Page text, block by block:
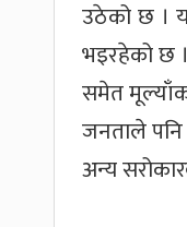
उठेको छ ।
भइरहेको छ
समेत
जनताले
अन्य